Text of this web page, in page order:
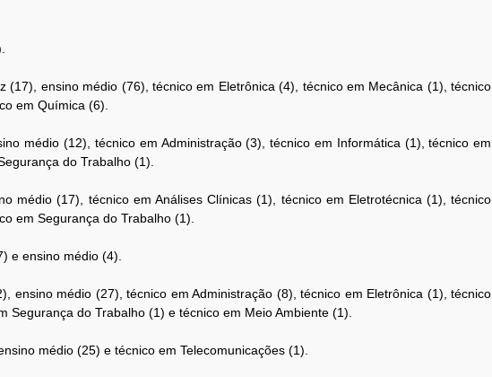
(17), ensino médio (76), técnico em Eletrônica (4), técnico em Mecânica (1), técnico
em Química (6).
médio (12), técnico em Administração (3), técnico em Informática (1), técnico em
do Trabalho (1).
médio (17), técnico em Análises Clínicas (1), técnico em Eletrotécnica (1), técnico
em Segurança do Trabalho (1).
e ensino médio (4).
ensino médio (27), técnico em Administração (8), técnico em Eletrônica (1), técnico
Segurança do Trabalho (1) e técnico em Meio Ambiente (1).
médio (25) e técnico em Telecomunicações (1).